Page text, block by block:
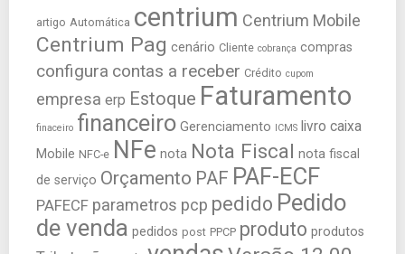
artigo Automática centrium Centrium Mobile
Centrium Pag cenário Cliente cobrança compras
configura contas a receber Crédito cupom
empresa erp Estoque Faturamento
finaceiro financeiro Gerenciamento ICMS livro caixa
Mobile NFC-e NFe nota Nota Fiscal nota fiscal
de serviço Orçamento PAF PAF-ECF
PAFECF parametros pcp pedido Pedido
de venda pedidos post PPCP produto produtos